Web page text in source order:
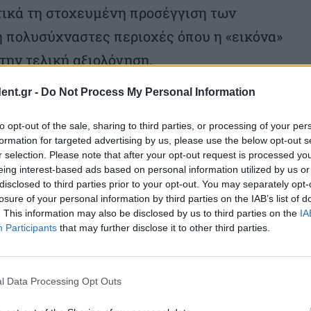
- Do Not Process My Personal Information
opt-out of the sale, sharing to third parties, or processing of your
for targeted advertising by us, please use the below opt-out
selection. Please note that after your opt-out request is processed
interest-based ads based on personal information utilized by us
to third parties prior to your opt-out. You may separately
of your personal information by third parties on the IAB’s list of
This information may also be disclosed by us to third parties on the
Participants that may further disclose it to other third parties.
Data Processing Opt Outs
τη στοχευμένη προσέγγιση των
περιοχές όπου η «εικόνα»
τελική αξιολόγηση.
στη χρήση της εφαρμογής
σε tablets που φέρουν μαζί τους οι
οι εφοριακοί έχουν άμεση
κάθε επιχείρησης, με δυνατότητα
με τα δηλωθέντα εισοδήματα, τις
που τηρούνται στα ηλεκτρονικά
με έκδοση και επί τόπου